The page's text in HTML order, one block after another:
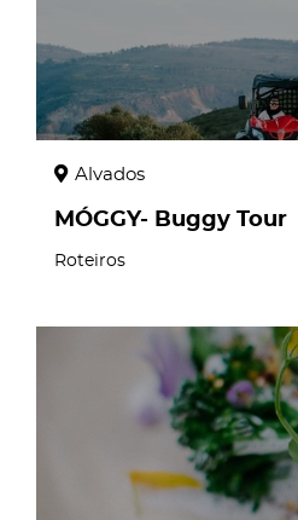
Alvados
MÓGGY- Buggy Tour
Roteiros